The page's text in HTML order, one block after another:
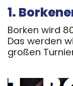
1.
Borken wird
Das werden
großen